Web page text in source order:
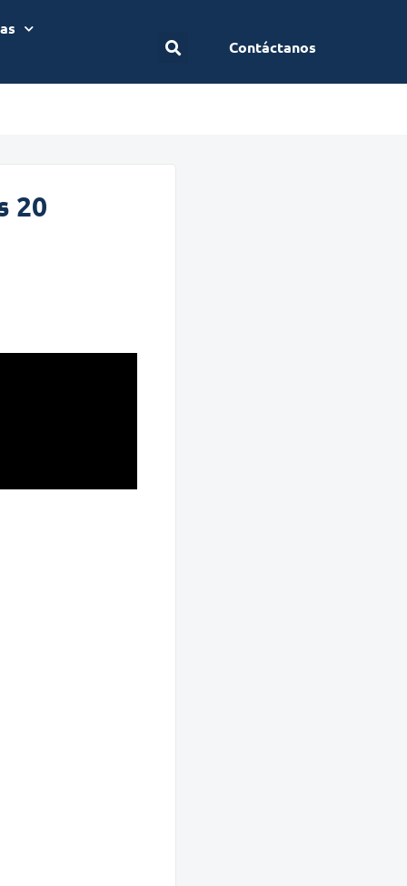
Contáctanos
20